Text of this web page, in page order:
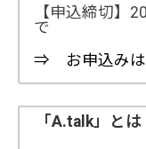
【申込締切】
で
⇒ お申込みは
「A.talk」とは